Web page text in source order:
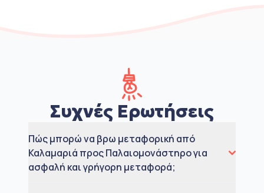
Συχνές Ερωτήσεις
Πώς μπορώ να βρω μεταφορική από
Καλαμαριά προς Παλαιομονάστηρο για
ασφαλή και γρήγορη μεταφορά;